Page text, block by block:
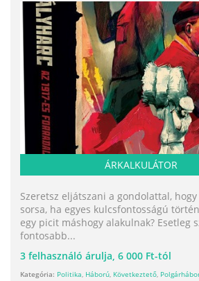
ÁRKALKULÁTOR
Szeretsz eljátszani a gondolattal,
sorsa, ha egyes kulcsfontosságú
egy picit máshogy alakulnak? Esetleg
fontosabb...
3 felhasználó árulja, 6 000 Ft-tól
Kategória: Politika Háború Következtető